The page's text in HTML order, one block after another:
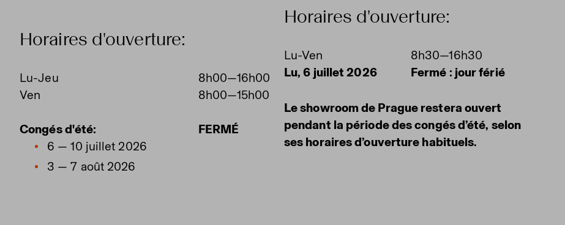
Horaires d'ouverture:
Lu-Jeu
8h00—16h00
Ven
8h00—15h00
Congés d'été:
6 — 10 juillet 2026
3 — 7 août 2026
FERMÉ
Horaires d'ouverture:
Lu-Ven
8h30—16h30
Lu, 6 juillet 2026
Fermé : jour férié
Le showroom de Prague restera ouvert
pendant la période des congés d’été, selon
ses horaires d’ouverture habituels.